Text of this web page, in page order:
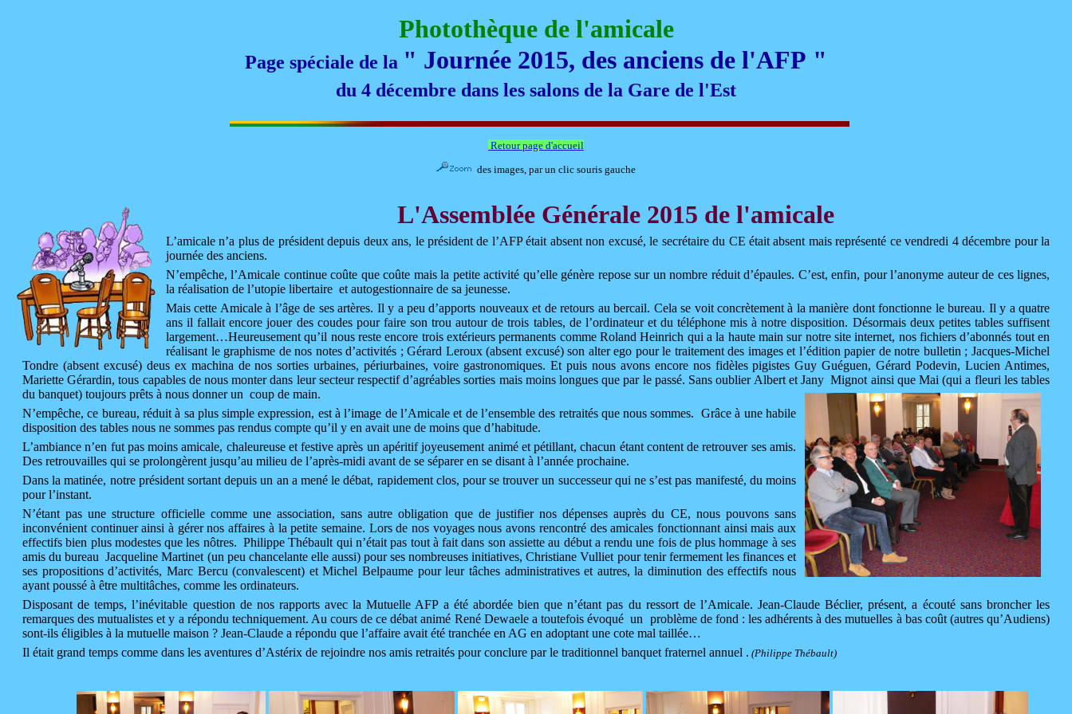
Photothèque de l'amicale
Page spéciale de la " Journée 2015, des anciens de l'AFP "
du 4 décembre dans les salons de la Gare de l'Est
Retour page d'accueil
des images, par un clic souris gauche
L'Assemblée Générale 2015 de l'amicale
L’amicale n’a plus de président depuis deux ans, le président de l’AFP était absent non excusé, le secrétaire du CE était absent mais représenté ce vendredi 4 décembre pour la
journée des anciens.
N’empêche, l’Amicale continue coûte que coûte mais la petite activité qu’elle génère repose sur un nombre réduit d’épaules. C’est, enfin, pour l’anonyme auteur de ces lignes,
la réalisation de l’utopie libertaire et autogestionnaire de sa jeunesse.
Mais cette Amicale à l’âge de ses artères. Il y a peu d’apports nouveaux et de retours au bercail. Cela se voit concrètement à la manière dont fonctionne le bureau. Il y a quatre
ans il fallait encore jouer des coudes pour faire son trou autour de trois tables, de l’ordinateur et du téléphone mis à notre disposition. Désormais deux petites tables suffisent
largement…Heureusement qu’il nous reste encore trois extérieurs permanents comme Roland Heinrich qui a la haute main sur notre site internet, nos fichiers d’abonnés tout en
réalisant le graphisme de nos notes d’activités ; Gérard Leroux (absent excusé) son alter ego pour le traitement des imageset l’édition papier de notre bulletin ; Jacques-Michel
Tondre (absent excusé) deus ex machina de nos sorties urbaines, périurbaines, voire gastronomiques. Et puis nous avons encore nos fidèles pigistes Guy Guéguen, Gérard Podevin, Lucien Antimes,
Mariette Gérardin, tous capables de nous monter dans leur secteur respectif d’agréables sorties mais moins longues que par le passé. Sans oublier Albert et Jany Mignot ainsi que Mai (qui a fleuri les tables
du banquet) toujours prêts à nous donner un coup de main.
N’empêche, ce bureau, réduit à sa plus simple expression, est à l’image de l’Amicale et de l’ensemble des retraités que nous sommes. Grâce à une habile
disposition des tables nous ne sommes pas rendus compte qu’il y en avait une de moins que d’habitude.
L’ambiance n’en fut pas moins amicale, chaleureuse et festive après un apéritif joyeusement animé et pétillant, chacun étant content de retrouver ses amis.
Des retrouvailles qui se prolongèrent jusqu’au milieu de l’après-midi avant de se séparer en se disant à l’année prochaine.
Dans la matinée, notre président sortant depuis un an a mené le débat, rapidement clos, pour se trouver un successeur qui ne s’est pas manifesté, du moins
pour l’instant.
N’étant pas une structure officielle comme une association, sans autre obligation que de justifier nos dépenses auprès du CE, nous pouvons sans
inconvénient continuer ainsi à gérer nos affaires à la petite semaine. Lors de nos voyages nous avons rencontré des amicales fonctionnant ainsi mais aux
effectifs bien plus modestes que les nôtres. Philippe Thébault qui n’était pas tout à fait dans son assiette au début a rendu une fois de plus hommage à ses
amis du bureau Jacqueline Martinet (un peu chancelante elle aussi) pour ses nombreuses initiatives, Christiane Vulliet pour tenir fermement les finances et
ses propositions d’activités, Marc Bercu (convalescent) et Michel Belpaume pour leur tâches administratives et autres, la diminution des effectifs nous
ayant poussé à être multitâches, comme les ordinateurs.
Disposant de temps, l’inévitable question de nos rapports avec la Mutuelle AFP a été abordée bien que n’étant pas du ressort de l’Amicale. Jean-Claude Béclier, présent, a écouté sans broncher les
remarques des mutualistes et y a répondu techniquement. Au cours de ce débat animé René Dewaele a toutefois évoqué un problème de fond : les adhérents à des mutuelles à bas coût (autres qu’Audiens)
sont-ils éligibles à la mutuelle maison ? Jean-Claude a répondu que l’affaire avait été tranchée en AG en adoptant une cote mal taillée…
Il était grand temps comme dans les aventures d’Astérix de rejoindre nos amis retraités pour conclure par le traditionnel banquet fraternel annuel . (Philippe Thébault)